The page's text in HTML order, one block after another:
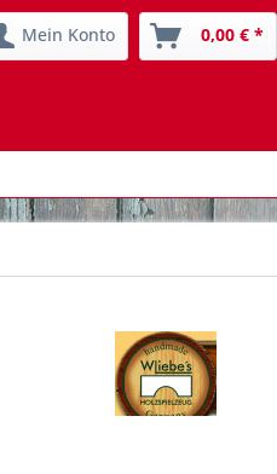
Mein Konto 0,00 € *